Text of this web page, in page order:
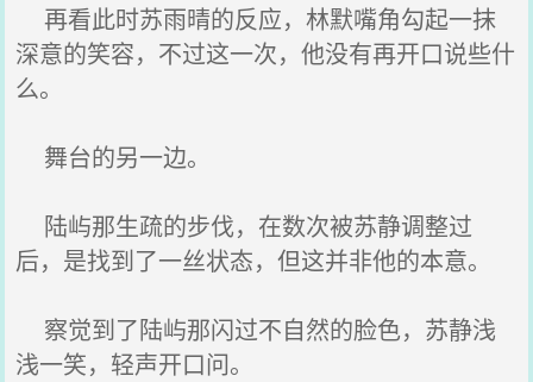
再看此时苏雨晴的反应，林默嘴角勾起一抹
深意的笑容，不过这一次，他没有再开口说些什
么。
舞台的另一边。
陆屿那生疏的步伐，在数次被苏静调整过
后，是找到了一丝状态，但这并非他的本意。
察觉到了陆屿那闪过不自然的脸色，苏静浅
浅一笑，轻声开口问。